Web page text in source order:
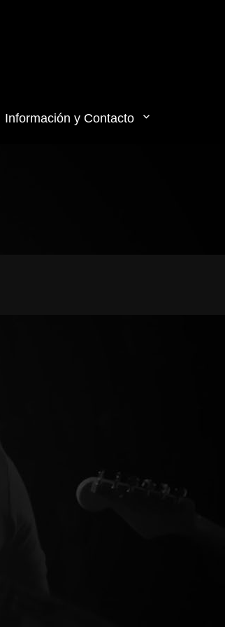
Información y Contacto